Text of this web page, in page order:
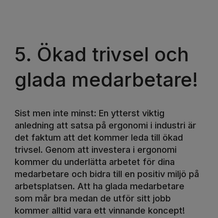
5. Ökad trivsel och
glada medarbetare!
Sist men inte minst: En ytterst viktig
anledning att satsa på ergonomi i industri är
det faktum att det kommer leda till ökad
trivsel. Genom att investera i ergonomi
kommer du underlätta arbetet för dina
medarbetare och bidra till en positiv miljö på
arbetsplatsen. Att ha glada medarbetare
som mår bra medan de utför sitt jobb
kommer alltid vara ett vinnande koncept!